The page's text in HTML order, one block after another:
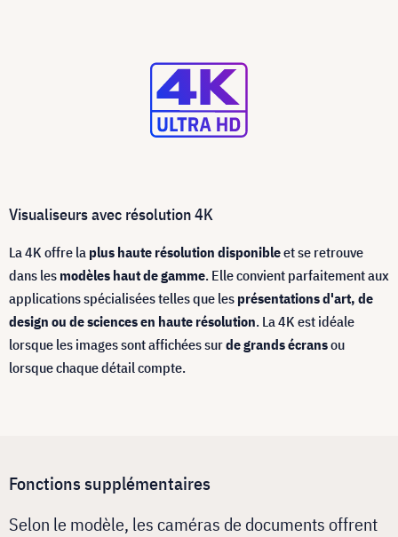
Visualiseurs avec résolution 4K
La 4K offre la plus haute résolution disponibleet se retrouve
dans les modèles haut de gamme. Elle convient parfaitement aux
applications spécialisées telles que les présentations d'art, de
design ou de sciences en haute résolution. La 4K est idéale
lorsque les images sont affichées surde grands écransou
lorsque chaque détail compte.
Fonctions supplémentaires
Selon le modèle, les caméras de documents offrent